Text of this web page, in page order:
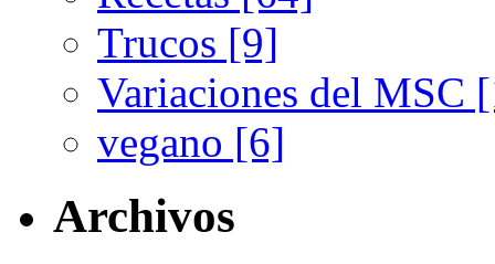
Trucos [9]
Variaciones del MSC
vegano [6]
Archivos